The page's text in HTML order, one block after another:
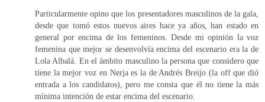
Particularmente opino que los presentadores masculinos de la gala,
desde que tomó estos nuevos aires hace ya años, han estado en
general por encima de los femeninos. Desde mi opinión la voz
femenina que mejor se desenvolvía encima del escenario era la de
Lola Albalá. En el ámbito masculino la persona que considero que
tiene la mejor voz en Nerja es la de Andrés Breijo (la off que dió
entrada a los candidatos), pero me consta que él no tiene la más
mínima intención de estar encima del escenario.